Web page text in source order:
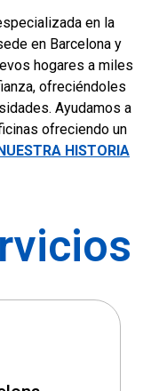
en la
en Barcelona y
hogares a miles
ofreciéndoles
Ayudamos a
ofreciendo un
HISTORIA